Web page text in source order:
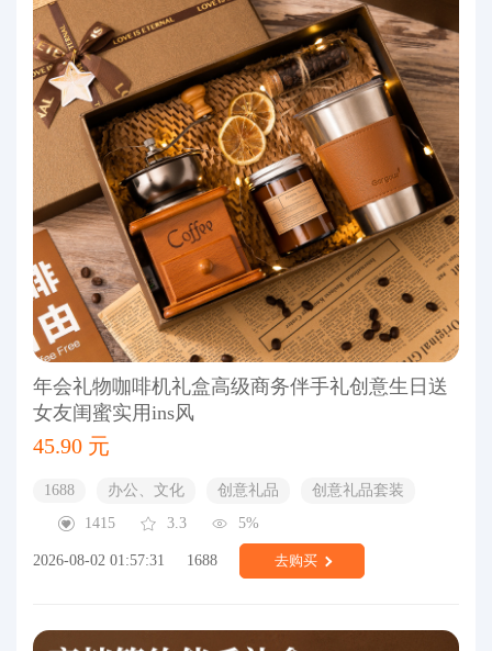
年会礼物咖啡机礼盒高级商务伴手礼创意生日送
女友闺蜜实用ins风
45.90 元
1688 办公、文化 创意礼品
创意礼品套装
1415
3.3 5%
2026-08-02 01:57:31 1688 去购买